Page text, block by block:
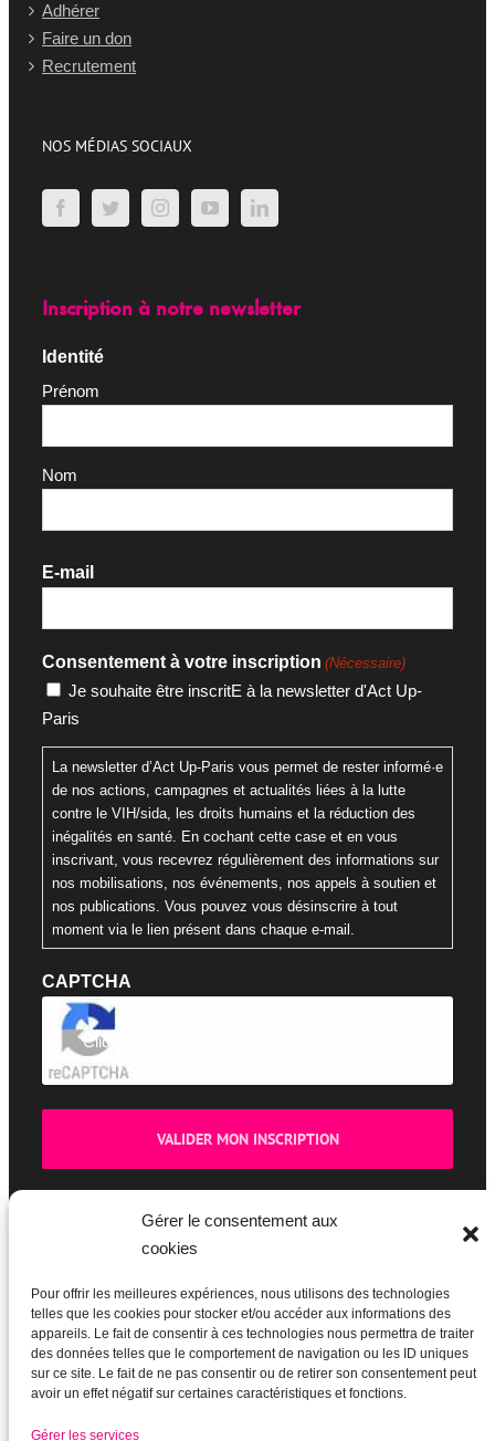
Gérer le consentement aux
cookies
Pour offrir les meilleures expériences, nous utilisons des technologies
telles que les cookies pour stocker et/ou accéder aux informations des
appareils. Le fait de consentir à ces technologies nous permettra de traiter
des données telles que le comportement de navigation ou les ID uniques
sur ce site. Le fait de ne pas consentir ou de retirer son consentement peut
avoir un effet négatif sur certaines caractéristiques et fonctions.
Gérer les services
Adhérer
Faire un don
Recrutement
NOS MÉDIAS SOCIAUX
Inscription à notre newsletter
Identité
Prénom
Nom
E-mail
Consentement à votre inscription (Nécessaire)
Je souhaite être inscritE à la newsletter d'Act Up-
Paris
La newsletter d’Act Up-Paris vous permet de rester informé·e
de nos actions, campagnes et actualités liées à la lutte
contre le VIH/sida, les droits humains et la réduction des
inégalités en santé. En cochant cette case et en vous
inscrivant, vous recevrez régulièrement des informations sur
nos mobilisations, nos événements, nos appels à soutien et
nos publications. Vous pouvez vous désinscrire à tout
moment via le lien présent dans chaque e-mail.
CAPTCHA
Cliquez pour accepter la validation reCaptcha.